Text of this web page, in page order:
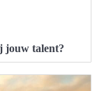
jouw talent?